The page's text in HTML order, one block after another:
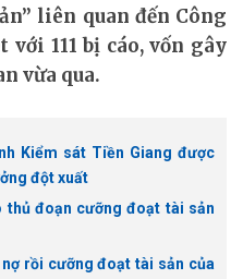
liên quan đến Công
111 bị cáo, vốn gây
vừa qua.
Kiểm sát Tiền Giang được
đột xuất
thủ đoạn cưỡng đoạt tài sản
rồi cưỡng đoạt tài sản của